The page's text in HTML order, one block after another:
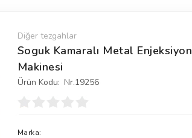
Diğer tezgahlar
Soguk Kamaralı Metal Enjeksiyon
Makinesi
Ürün Kodu: Nr.19256
Marka: